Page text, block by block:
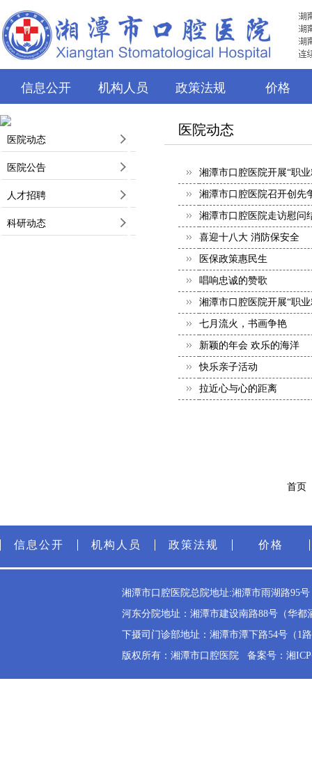
信息公开 机构人员 政策法规 价格
医院动态
医院公告
人才招聘
科研动态
医院动态
湘潭市口腔医院开展“职
湘潭市口腔医院召开创先
湘潭市口腔医院走访慰问
喜迎十八大 消防保安全
医保政策惠民生
唱响忠诚的赞歌
湘潭市口腔医院开展“职
七月流火，书画争艳
新颖的年会 欢乐的海洋
快乐亲子活动
拉近心与心的距离
首页
信息公开 机构人员 政策法规 价格
湘潭市口腔医院总院地址:湘潭市雨湖路95
河东分院地址：湘潭市建设南路88号（华都
下摄司门诊部地址：湘潭市潭下路54号（1
版权所有：湘潭市口腔医院 备案号：湘